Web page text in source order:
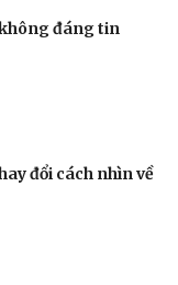
đáng tin
đổi cách nhìn về